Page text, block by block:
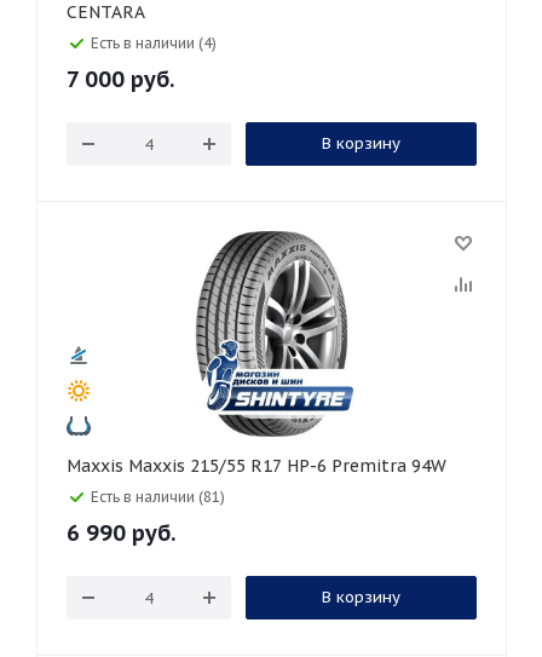
CENTARA
Есть в наличии (4)
7 000 руб.
В корзину
Maxxis Maxxis 215/55 R17 HP-6 Premitra 94W
Есть в наличии (81)
6 990 руб.
В корзину